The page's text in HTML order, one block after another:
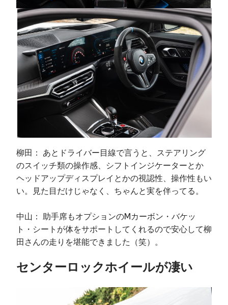
柳田： あとドライバー目線で言うと、ステアリング
のスイッチ類の操作感、シフトインジケーターとか
ヘッドアップディスプレイとかの視認性、操作性もい
い。見た目だけじゃなく、ちゃんと実を伴ってる。
中山： 助手席もオプションのMカーボン・バケッ
ト・シートが体をサポートしてくれるので安心して柳
田さんの走りを堪能できました（笑）。
センターロックホイールが凄い